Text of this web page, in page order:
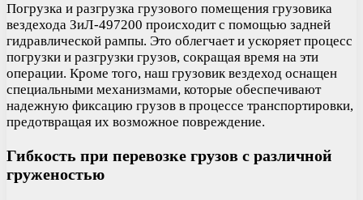
Погрузка и разгрузка грузового помещения грузовика
вездехода ЗиЛ-497200 происходит с помощью задней
гидравлической рампы. Это облегчает и ускоряет процесс
погрузки и разгрузки грузов, сокращая время на эти
операции. Кроме того, наш грузовик вездеход оснащен
специальными механизмами, которые обеспечивают
надежную фиксацию грузов в процессе транспортировки,
предотвращая их возможное повреждение.
Гибкость при перевозке грузов с различной
груженостью